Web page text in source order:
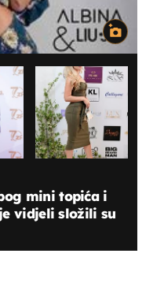
mini topića i
vidjeli složili su